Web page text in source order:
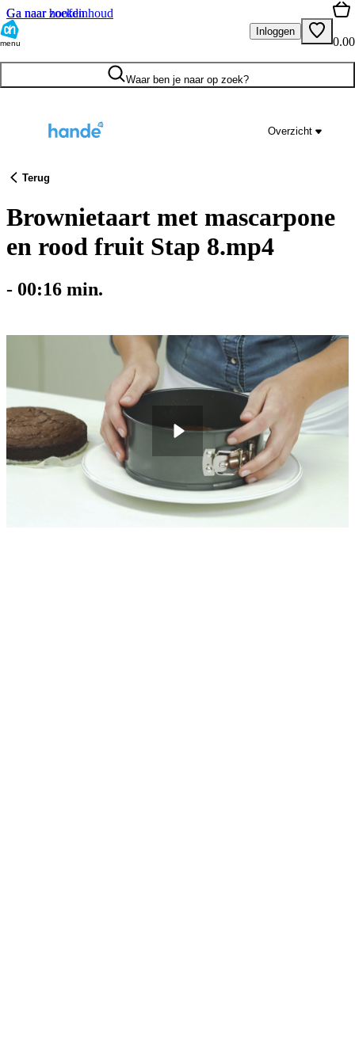
Ga naar hoofdinhoud
Ga naar zoeken
menu
Inloggen
0.00
Waar ben je naar op zoek?
Overzicht
Terug
Brownietaart met mascarpone
en rood fruit Stap 8.mp4
- 00:16 min.